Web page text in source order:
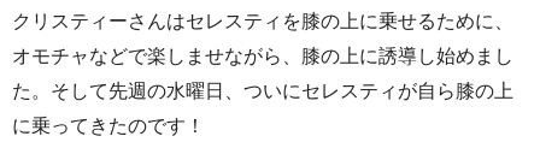
クリスティーさんはセレスティを膝の上に乗せるために、
オモチャなどで楽しませながら、膝の上に誘導し始めまし
た。そして先週の水曜日、ついにセレスティが自ら膝の上
に乗ってきたのです！